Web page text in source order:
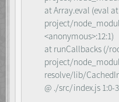
at Array.eval (eval
project/
<anonymous>:12:1)
at runCallbacks (/
project/
resolve/lib/
@ ./src/index.js 1:0-